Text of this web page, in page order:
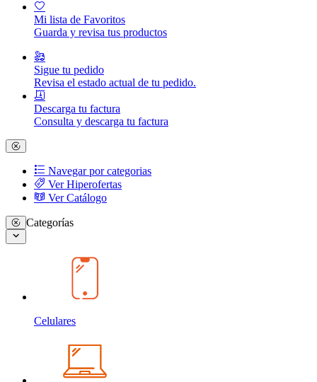
Mi lista de Favoritos
Guarda y revisa tus productos
Sigue tu pedido
Revisa el estado actual de tu pedido.
Descarga tu factura
Consulta y descarga tu factura
Navegar por categorias
Ver Hiperofertas
Ver Catálogo
Categorías
Celulares